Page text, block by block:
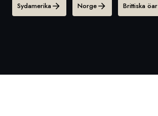
Sydamerika Norge Brittiska öar